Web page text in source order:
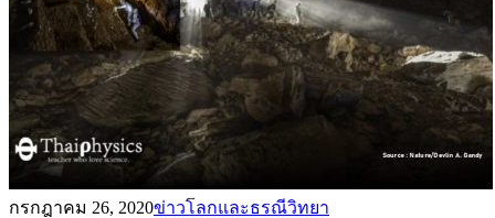
กรกฎาคม 26, 2020ข่าวโลกและธรณีวิทยา